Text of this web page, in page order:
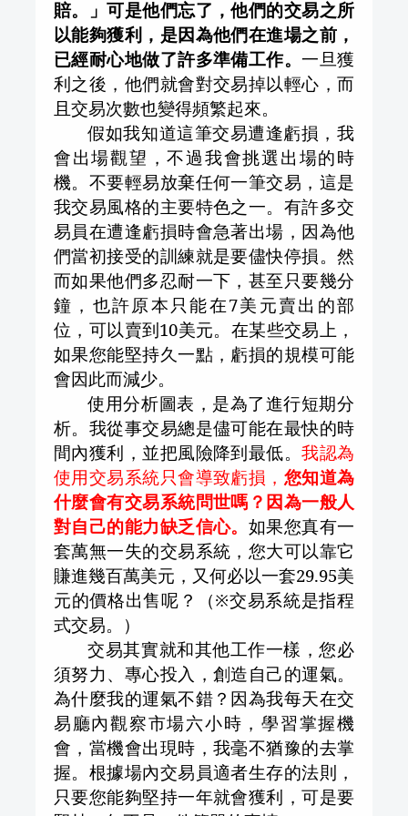
賠。」可是他們忘了，他們的交易之所
以能夠獲利，是因為他們在進場之前，
已經耐心地做了許多準備工作。一旦獲
利之後，他們就會對交易掉以輕心，而
且交易次數也變得頻繁起來。
假如我知道這筆交易遭逢虧損，我
會出場觀望，不過我會挑選出場的時
機。不要輕易放棄任何一筆交易，這是
我交易風格的主要特色之一。有許多交
易員在遭逢虧損時會急著出場，因為他
們當初接受的訓練就是要儘快停損。然
而如果他們多忍耐一下，甚至只要幾分
鐘，也許原本只能在7美元賣出的部
位，可以賣到10美元。在某些交易上，
如果您能堅持久一點，虧損的規模可能
會因此而減少。
使用分析圖表，是為了進行短期分
析。我從事交易總是儘可能在最快的時
間內獲利，並把風險降到最低。我認為
使用交易系統只會導致虧損， 您知道為
什麼會有交易系統問世嗎？因為一般人
對自己的能力缺乏信心。 如果您真有一
套萬無一失的交易系統，您大可以靠它
賺進幾百萬美元，又何必以一套29.95美
元的價格出售呢？（※交易系統是指程
式交易。）
交易其實就和其他工作一樣，您必
須努力、專心投入，創造自己的運氣。
為什麼我的運氣不錯？因為我每天在交
易廳內觀察市場六小時，學習掌握機
會，當機會出現時，我毫不猶豫的去掌
握。根據場內交易員適者生存的法則，
只要您能夠堅持一年就會獲利，可是要